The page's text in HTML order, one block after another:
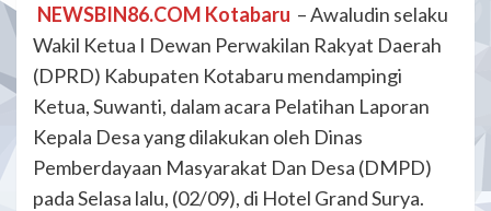
NEWSBIN86.COM Kotabaru – Awaludin selaku
Wakil Ketua I Dewan Perwakilan Rakyat Daerah
(DPRD) Kabupaten Kotabaru mendampingi
Ketua, Suwanti, dalam acara Pelatihan Laporan
Kepala Desa yang dilakukan oleh Dinas
Pemberdayaan Masyarakat Dan Desa (DMPD)
pada Selasa lalu, (02/09), di Hotel Grand Surya.